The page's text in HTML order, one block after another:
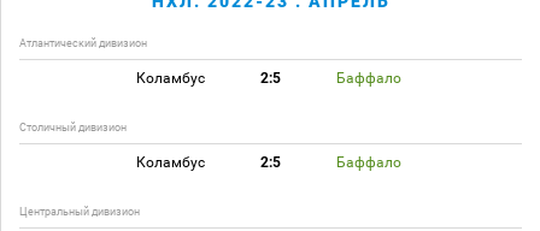
Атлантический дивизион
Коламбус 2:5 Баффало
Столичный дивизион
Коламбус 2:5 Баффало
Центральный дивизион